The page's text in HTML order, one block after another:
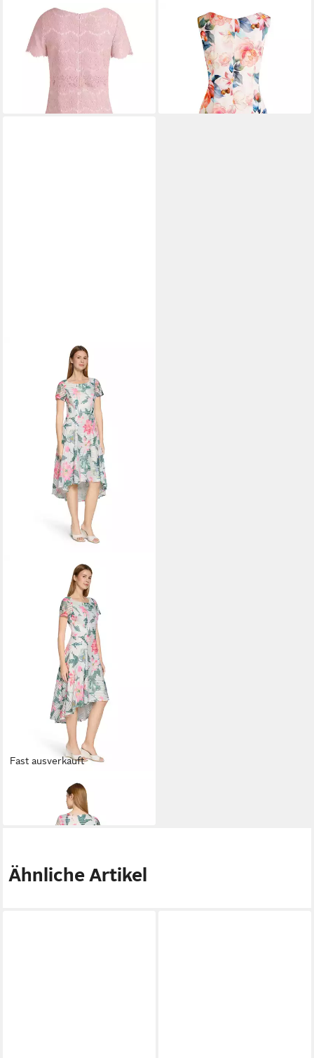
VERA MONT
Spitzenkleid
Damen kurzarm Spitze
139,00 €
199,00 €
VERA MONTCocktailkleid
Damen mit Blumenprint
179,99 €
Fast ausverkauft
VERA MONTCocktailkleid
Ähnliche Artikel